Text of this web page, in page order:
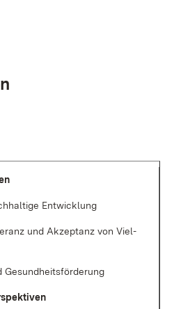
Ent­wick­lung
und Ak­zep­tanz von Viel­
Ge­sund­heits­för­de­rung